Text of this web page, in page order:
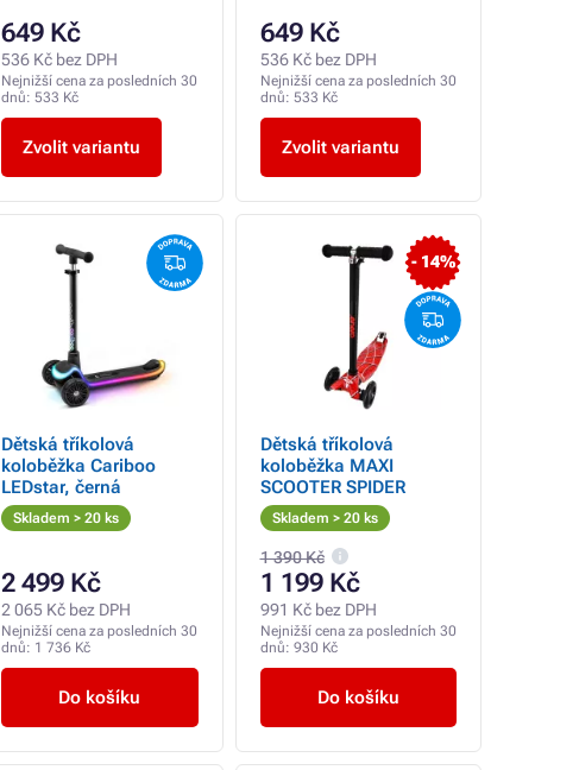
649 Kč
536 Kč bez DPH
Nejnižší cena za posledních 30
dnů: 533 Kč
Zvolit variantu
649 Kč
536 Kč bez DPH
Nejnižší cena za posledních 30
dnů: 533 Kč
Zvolit variantu
Dětská tříkolová
koloběžka Cariboo
LEDstar, černá
Skladem > 20 ks
2 499 Kč
2 065 Kč bez DPH
Nejnižší cena za posledních 30
dnů: 1 736 Kč
Do košíku
- 14%
Dětská tříkolová
koloběžka MAXI
SCOOTER SPIDER
Skladem > 20 ks
1 390 Kč
1 199 Kč
991 Kč bez DPH
Nejnižší cena za posledních 30
dnů: 930 Kč
Do košíku